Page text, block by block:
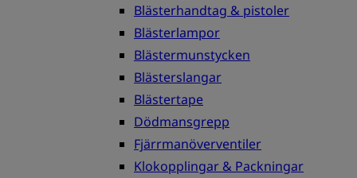
Blästerhandtag & pistoler
Blästerlampor
Blästermunstycken
Blästerslangar
Blästertape
Dödmansgrepp
Fjärrmanöverventiler
Klokopplingar & Packningar